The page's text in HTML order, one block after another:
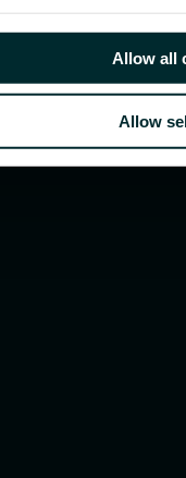
Allow all
Allow